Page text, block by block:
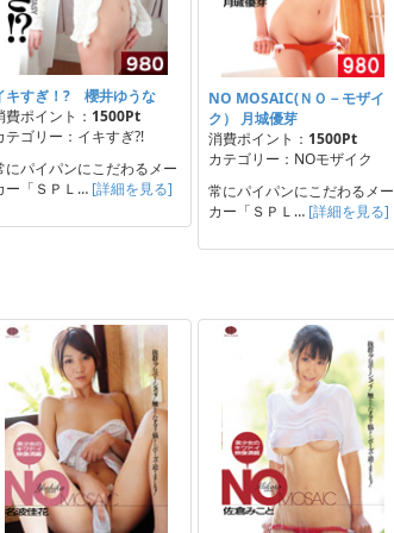
キすぎ！? 櫻井ゆうな
費ポイント： 1500Pt
テゴリー：イキすぎ?!
にパイパンにこだわるメー
ー「ＳＰＬ… [詳細を見る]
NO MOSAIC(ＮＯ－モザイ
ク） 月城優芽
消費ポイント： 1500Pt
カテゴリー：NOモザイク
常にパイパンにこだわるメー
カー「ＳＰＬ… [詳細を見る]